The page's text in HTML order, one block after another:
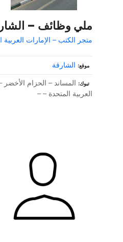
ملي وظائف –
متجر الكتب – الإمارات العربية
موقع الشارقة
تبوك
المساند – الحزام الأخضر
العربية المتحدة – –